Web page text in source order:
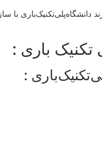
دانشگاه‌پلی‌تکنیک‌باری
تکنیک باری :
: